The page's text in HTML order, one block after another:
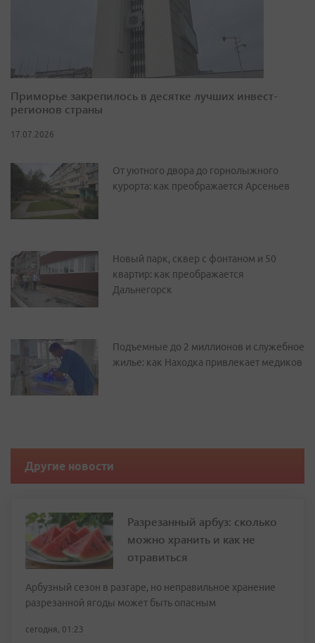
Приморье закрепилось в десятке лучших инвест-
регионов страны
17.07.2026
От уютного двора до горнолыжного
курорта: как преображается Арсеньев
Новый парк, сквер с фонтаном и 50
квартир: как преображается
Дальнегорск
Подъемные до 2 миллионов и служебное
жилье: как Находка привлекает медиков
Другие новости
Разрезанный арбуз: сколько
можно хранить и как не
отравиться
Арбузный сезон в разгаре, но неправильное хранение
разрезанной ягоды может быть опасным
сегодня, 01:23